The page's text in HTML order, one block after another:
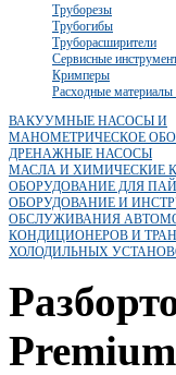
Труборезы
Трубогибы
Труборасширители
Сервисные
Кримперы
Расходные
ВАКУУМНЫЕ НАСОСЫ И
МАНОМЕТРИЧЕСКОЕ
ДРЕНАЖНЫЕ НАСОСЫ
МАСЛА И ХИМИЧЕСКИЕ
ОБОРУДОВАНИЕ ДЛЯ
ОБОРУДОВАНИЕ И
ОБСЛУЖИВАНИЯ
КОНДИЦИОНЕРОВ И
ХОЛОДИЛЬНЫХ
Premium